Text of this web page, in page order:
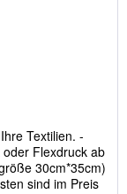
Textilien. -
Flexdruck ab
30cm*35cm)
sind im Preis